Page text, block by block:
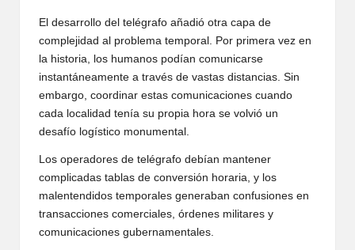
El desarrollo del telégrafo añadió otra capa de
complejidad al problema temporal. Por primera vez en
la historia, los humanos podían comunicarse
instantáneamente a través de vastas distancias. Sin
embargo, coordinar estas comunicaciones cuando
cada localidad tenía su propia hora se volvió un
desafío logístico monumental.
Los operadores de telégrafo debían mantener
complicadas tablas de conversión horaria, y los
malentendidos temporales generaban confusiones en
transacciones comerciales, órdenes militares y
comunicaciones gubernamentales.